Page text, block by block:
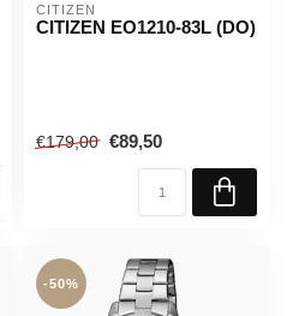
CITIZEN
CITIZEN EO1210-83L (DO)
€179,00 €89,50
-50%